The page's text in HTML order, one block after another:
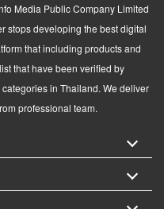
Media Public Company Limited
stops developing the best digital
that including products and
that have been verified by
in Thailand. We deliver
professional team.